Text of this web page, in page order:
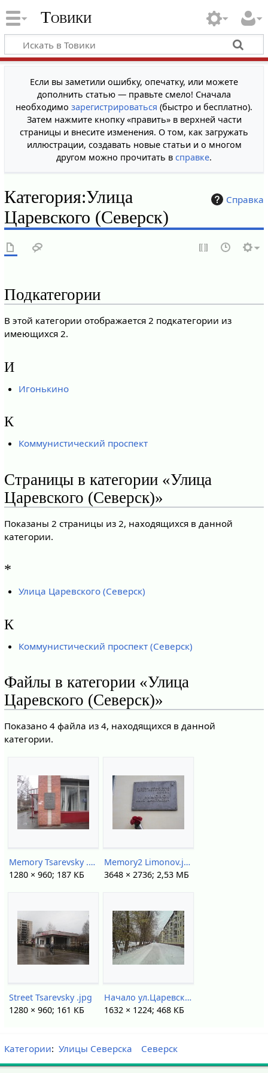
Товики
Если вы заметили ошибку, опечатку, или можете
дополнить статью — правьте смело! Сначала
необходимо зарегистрироваться (быстро и бесплатно).
Затем нажмите кнопку «править» в верхней части
страницы и внесите изменения. О том, как загружать
иллюстрации, создавать новые статьи и о многом
другом можно прочитать в справке.
Справка
Категория:Улица
Царевского (Северск)
Подкатегории
В этой категории отображается 2 подкатегории из
имеющихся 2.
И
Игонькино
К
Коммунистический проспект
Страницы в категории «Улица
Царевского (Северск)»
Показаны 2 страницы из 2, находящихся в данной
категории.
*
Улица Царевского (Северск)
К
Коммунистический проспект (Северск)
Файлы в категории «Улица
Царевского (Северск)»
Показано 4 файла из 4, находящихся в данной
категории.
Memory Tsarevsky .jpg
1280 × 960; 187 КБ
Memory2 Limonov.jpg
3648 × 2736; 2,53 МБ
Street Tsarevsky .jpg
1280 × 960; 161 КБ
Начало ул.Царевского.JPG
1632 × 1224; 468 КБ
Категории: Улицы Северска Северск